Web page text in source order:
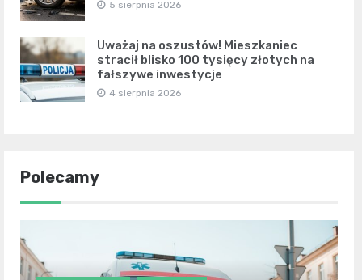
5 sierpnia 2026
Uważaj na oszustów! Mieszkaniec
stracił blisko 100 tysięcy złotych na
fałszywe inwestycje
4 sierpnia 2026
Polecamy